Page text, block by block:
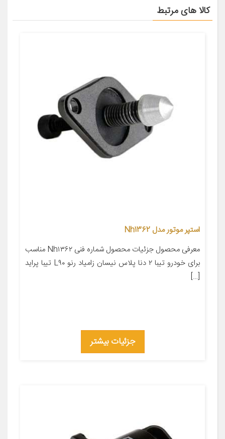
کالا های مرتبط
استپر موتور مدل Nh1362
معرفی محصول جزئیات محصول شماره فنی Nh۱۳۶۲ مناسب
برای خودرو تیبا ۲ دنا پلاس نیسان زامیاد رنو L۹۰ تیبا پراید
[…]
جزئیات بیشتر